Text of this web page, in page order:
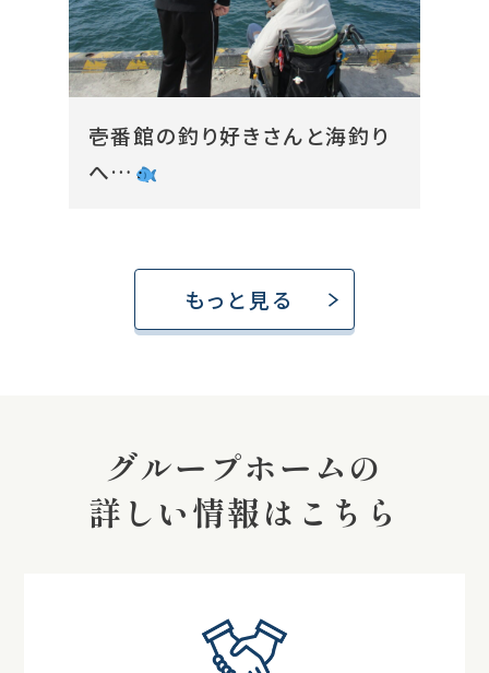
壱番館の釣り好きさんと海釣り
へ…
もっと見る
グループホームの
詳しい情報はこちら